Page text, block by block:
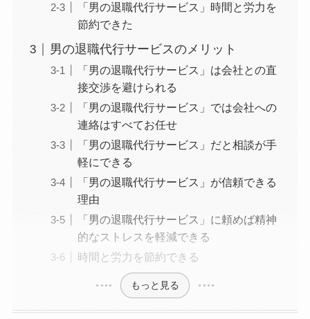
「男の退職代行サービス」時間と労力を
節約できた
男の退職代行サービスのメリット
「男の退職代行サービス」は会社との直
接交渉を避けられる
「男の退職代行サービス」では会社への
連絡はすべてお任せ
「男の退職代行サービス」だと相談が手
軽にできる
「男の退職代行サービス」が信頼できる
理由
「男の退職代行サービス」に頼めば精神
的なストレスを軽減できる
時間と労力を節約できる
もっと見る